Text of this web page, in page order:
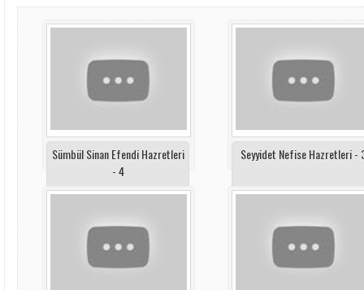
Sümbül Sinan Efendi Hazretleri
- 4
Seyyidet Nefise Hazretleri -